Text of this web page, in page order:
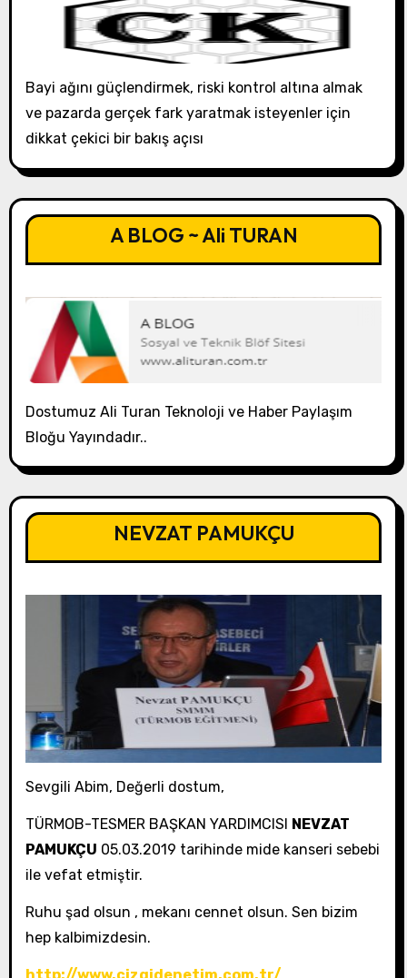
Bayi ağını güçlendirmek, riski kontrol altına almak
ve pazarda gerçek fark yaratmak isteyenler için
dikkat çekici bir bakış açısı
A BLOG ~ Ali TURAN
Dostumuz Ali Turan Teknoloji ve Haber Paylaşım
Bloğu Yayındadır..
NEVZAT PAMUKÇU
Sevgili Abim, Değerli dostum,
TÜRMOB-TESMER BAŞKAN YARDIMCISI NEVZAT
PAMUKÇU 05.03.2019 tarihinde mide kanseri sebebi
ile vefat etmiştir.
Ruhu şad olsun , mekanı cennet olsun. Sen bizim
hep kalbimizdesin.
http://www.cizgidenetim.com.tr/